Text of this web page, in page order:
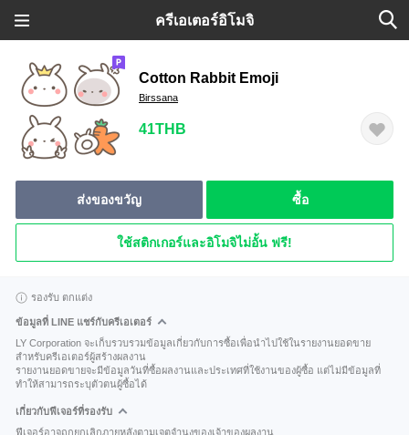
ครีเอเตอร์อิโมจิ
Cotton Rabbit Emoji
Birssana
41THB
ส่งของขวัญ ซื้อ
ใช้สติกเกอร์และอิโมจิไม่อั้น ฟรี!
รองรับ ตกแต่ง
ข้อมูลที่ LINE แชร์กับครีเอเตอร์
LY Corporation จะเก็บรวบรวมข้อมูลเกี่ยวกับการซื้อเพื่อนำไปใช้ในรายงานยอดขาย
สำหรับครีเอเตอร์ผู้สร้างผลงาน
รายงานยอดขายจะมีข้อมูลวันที่ซื้อผลงานและประเทศที่ใช้งานของผู้ซื้อ แต่ไม่มีข้อมูลที่
ทำให้สามารถระบุตัวตนผู้ซื้อได้
เกี่ยวกับฟีเจอร์ที่รองรับ
ฟีเจอร์อาจถูกยกเลิกภายหลังตามเจตจำนงของเจ้าของผลงาน